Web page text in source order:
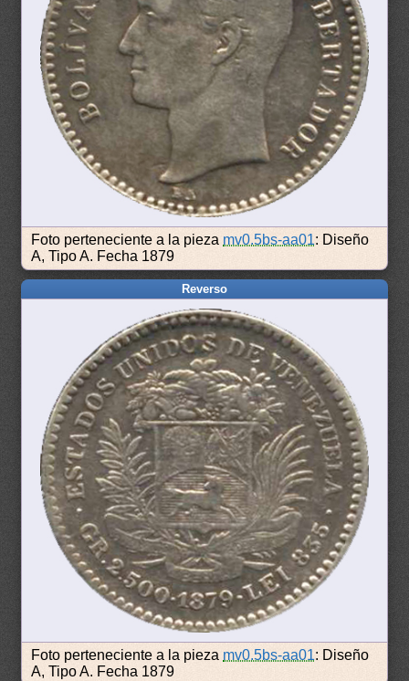
Foto perteneciente a la pieza mv0.5bs-aa01: Diseño
A, Tipo A. Fecha 1879
Reverso
Foto perteneciente a la pieza mv0.5bs-aa01: Diseño
A, Tipo A. Fecha 1879